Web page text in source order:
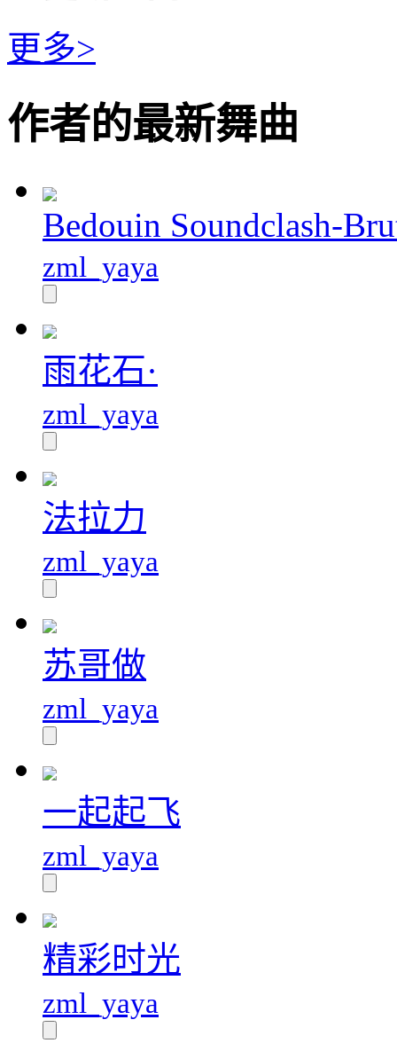
更多>
作者的最新舞曲
Bedouin Soundclash-
zml_yaya
雨花石·
zml_yaya
法拉力
zml_yaya
苏哥做
zml_yaya
一起起飞
zml_yaya
精彩时光
zml_yaya